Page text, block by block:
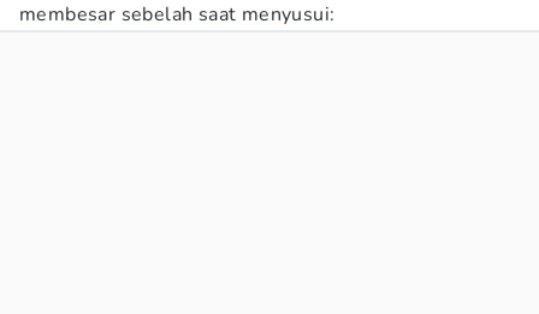
membesar sebelah saat menyusui: